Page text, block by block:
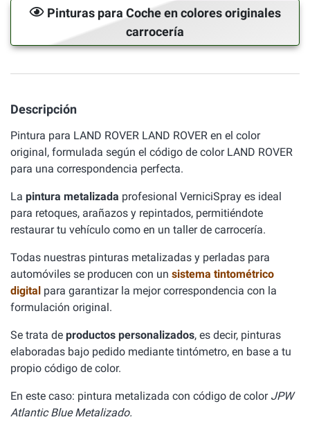
Pinturas para Coche en colores originales
carrocería
Descripción
Pintura para LAND ROVER LAND ROVER en el color
original, formulada según el código de color LAND ROVER
para una correspondencia perfecta.
La pintura metalizada profesional VerniciSpray es ideal
para retoques, arañazos y repintados, permitiéndote
restaurar tu vehículo como en un taller de carrocería.
Todas nuestras pinturas metalizadas y perladas para
automóviles se producen con un sistema tintométrico
digital para garantizar la mejor correspondencia con la
formulación original.
Se trata de productos personalizados, es decir, pinturas
elaboradas bajo pedido mediante tintómetro, en base a tu
propio código de color.
En este caso: pintura metalizada con código de color JPW
Atlantic Blue Metalizado.